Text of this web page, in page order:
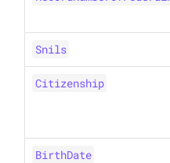
Snils
Citizenship
BirthDate